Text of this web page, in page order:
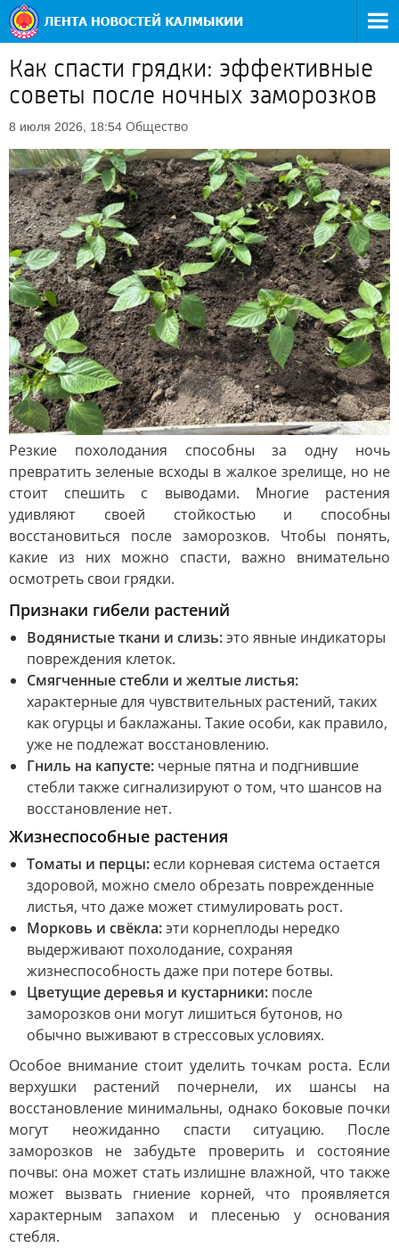
Как спасти грядки: эффективные
советы после ночных заморозков
8 июля 2026, 18:54 Общество
Резкие похолодания способны за одну ночь
превратить зеленые всходы в жалкое зрелище, но не
стоит спешить с выводами. Многие растения
удивляют своей стойкостью и способны
восстановиться после заморозков. Чтобы понять,
какие из них можно спасти, важно внимательно
осмотреть свои грядки.
Признаки гибели растений
Водянистые ткани и слизь:это явные индикаторы
повреждения клеток.
Смягченные стебли и желтые листья:
характерные для чувствительных растений, таких
как огурцы и баклажаны. Такие особи, как правило,
уже не подлежат восстановлению.
Гниль на капусте: черные пятна и подгнившие
стебли также сигнализируют о том, что шансов на
восстановление нет.
Жизнеспособные растения
Томаты и перцы: если корневая система остается
здоровой, можно смело обрезать поврежденные
листья, что даже может стимулировать рост.
Морковь и свёкла:эти корнеплоды нередко
выдерживают похолодание, сохраняя
жизнеспособность даже при потере ботвы.
Цветущие деревья и кустарники: после
заморозков они могут лишиться бутонов, но
обычно выживают в стрессовых условиях.
Особое внимание стоит уделить точкам роста. Если
верхушки растений почернели, их шансы на
восстановление минимальны, однако боковые почки
могут неожиданно спасти ситуацию. После
заморозков не забудьте проверить и состояние
почвы: она может стать излишне влажной, что также
может вызвать гниение корней, что проявляется
характерным запахом и плесенью у основания
стебля.